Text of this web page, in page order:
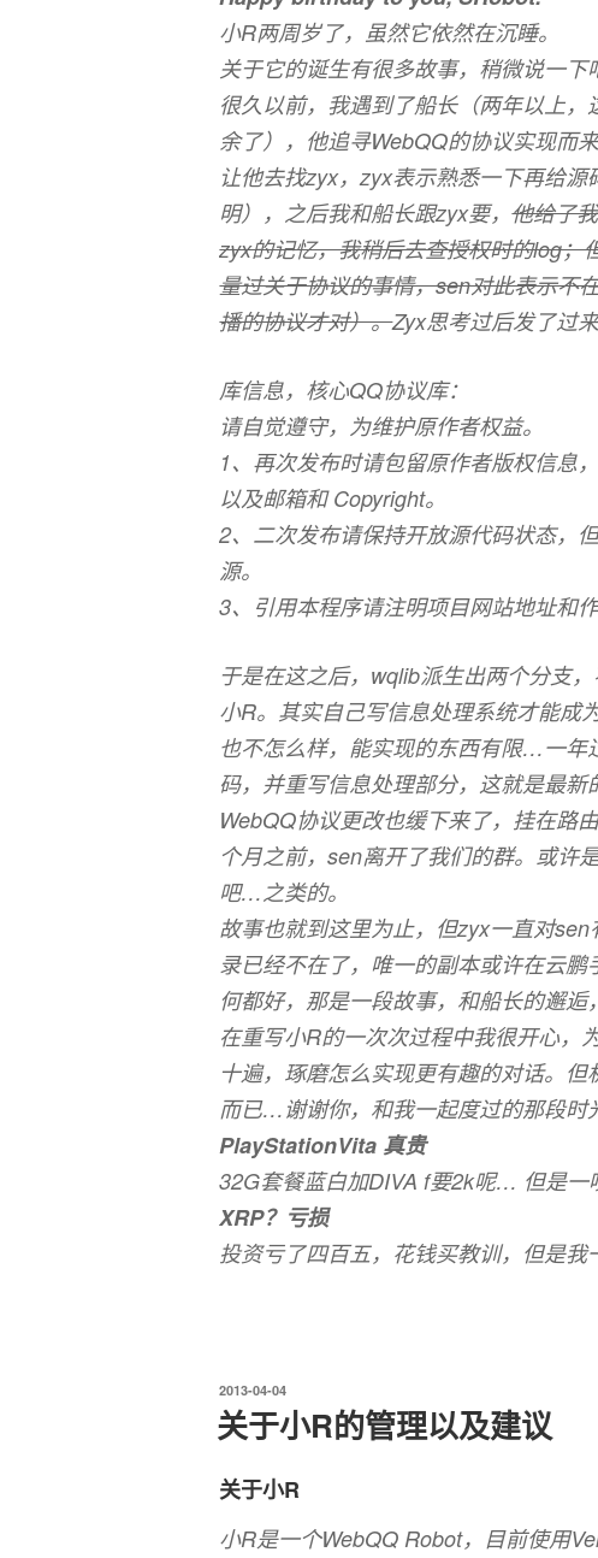
小R两周岁了，虽然它依然在沉睡。
关于它的诞生有很多故事，稍微说一
很久以前，我遇到了船长（两年以上
余了），他追寻WebQQ的协议实现而
让他去找zyx，zyx表示熟悉一下再给
明），之后我和船长跟zyx要，他给了
zyx的记忆，我稍后去查授权时的log；
量过关于协议的事情，sen对此表示不
播的协议才对）。Zyx思考过后发了过
库信息，核心QQ协议库：
请自觉遵守，为维护原作者权益。
1、再次发布时请包留原作者版权信息
以及邮箱和 Copyright。
2、二次发布请保持开放源代码状态，
源。
3、引用本程序请注明项目网站地址和作
于是在这之后，wqlib派生出两个分支
小R。其实自己写信息处理系统才能成
也不怎么样，能实现的东西有限…一年
码，并重写信息处理部分，这就是最
WebQQ协议更改也缓下来了，挂在路
个月之前，sen离开了我们的群。或许
吧…之类的。
故事也就到这里为止，但zyx一直对
录已经不在了，唯一的副本或许在云
何都好，那是一段故事，和船长的邂逅
在重写小R的一次次过程中我很开心，
十遍，琢磨怎么实现更有趣的对话。
而已…谢谢你，和我一起度过的那段时
PlayStationVita 真贵
32G套餐蓝白加DIVA f要2k呢… 但是一
XRP？亏损
投资亏了四百五，花钱买教训，但是
发
布
于
2013-04-04
关于小R的管理以及建议
关于小R
小R是一个WebQQ Robot，目前使用